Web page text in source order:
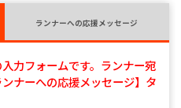
ランナーへの応援メッセージ
力フォームです。ランナー宛
ナーへの応援メッセージ】タ